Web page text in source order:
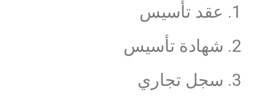
عقد تأسيس
شهادة تأسيس
سجل تجاري